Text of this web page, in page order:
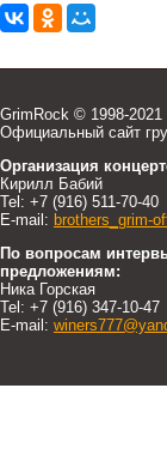
GrimRock © 1998-2021
Официальный сайт
Организация
Кирилл Бабий
Tel: +7 (916) 511-70-40
E-mail: brothers_grim-
По вопросам
предложениям:
Ника Горская
Tel: +7 (916) 347-10-47
E-mail: